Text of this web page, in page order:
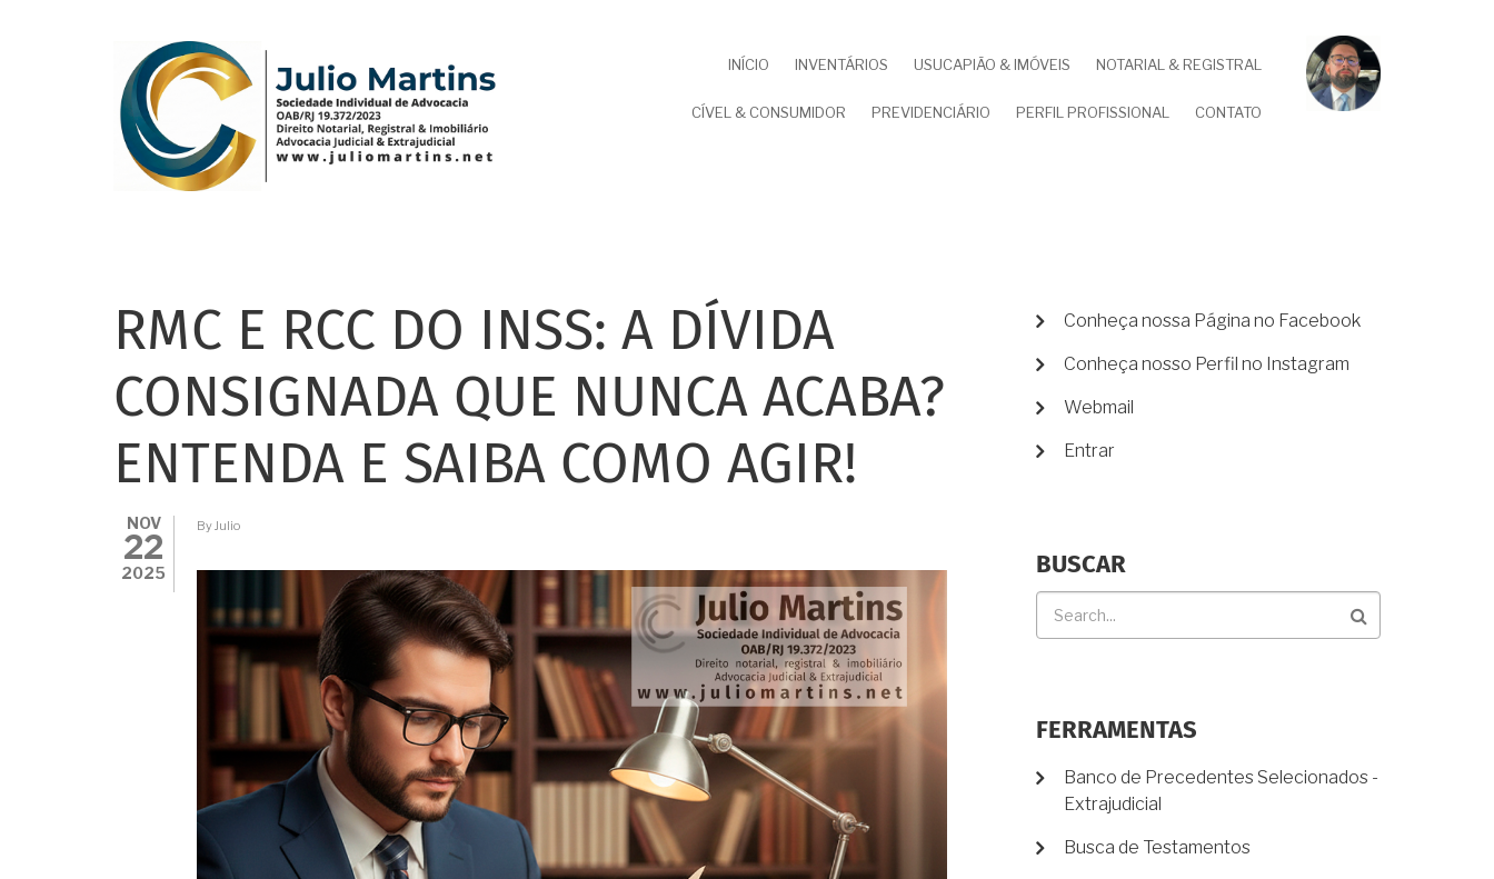
INÍCIO INVENTÁRIOS USUCAPIÃO & IMÓVEIS NOTARIAL & REGISTRAL
CÍVEL & CONSUMIDOR PREVIDENCIÁRIO PERFIL PROFISSIONAL CONTATO
RMC E RCC DO INSS: A DÍVIDA
CONSIGNADA QUE NUNCA ACABA?
ENTENDA E SAIBA COMO AGIR!
NOV
22
2025
ByJulio
MENU
CONTA
DE
Conheça nossa Página no Facebook
Conheça nosso Perfil no Instagram
Webmail
Entrar
BUSCAR
FERRAMENTAS
Banco de Precedentes Selecionados -
Extrajudicial
Busca de Testamentos